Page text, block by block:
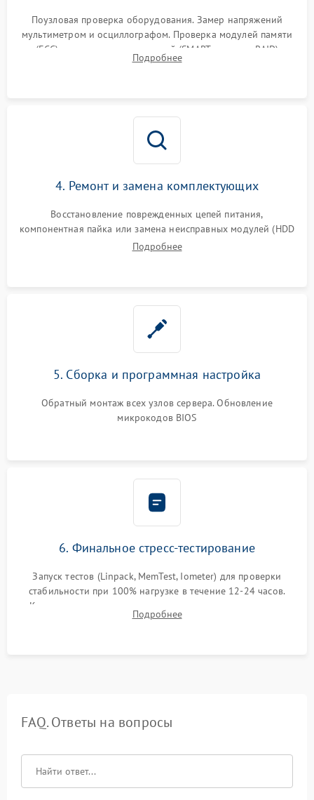
Поузловая проверка оборудования. Замер напряжений
мультиметром и осциллографом. Проверка модулей памяти
(ECC) и состояния накопителей (SMART, массивы RAID)
специализированными диагностическими утилитами.
Подробнее
4. Ремонт и замена комплектующих
Восстановление поврежденных цепей питания,
компонентная пайка или замена неисправных модулей (HDD
Подробнее
5. Сборка и программная настройка
Обратный монтаж всех узлов сервера. Обновление
микрокодов BIOS
6. Финальное стресс-тестирование
Запуск тестов (Linpack, MemTest, Iometer) для проверки
стабильности при 100% нагрузке в течение 12-24 часов.
Контроль температурных режимов, проверка отсутствия
троттлинга и подготовка сервера к выдаче.
Подробнее
FAQ. Ответы на вопросы